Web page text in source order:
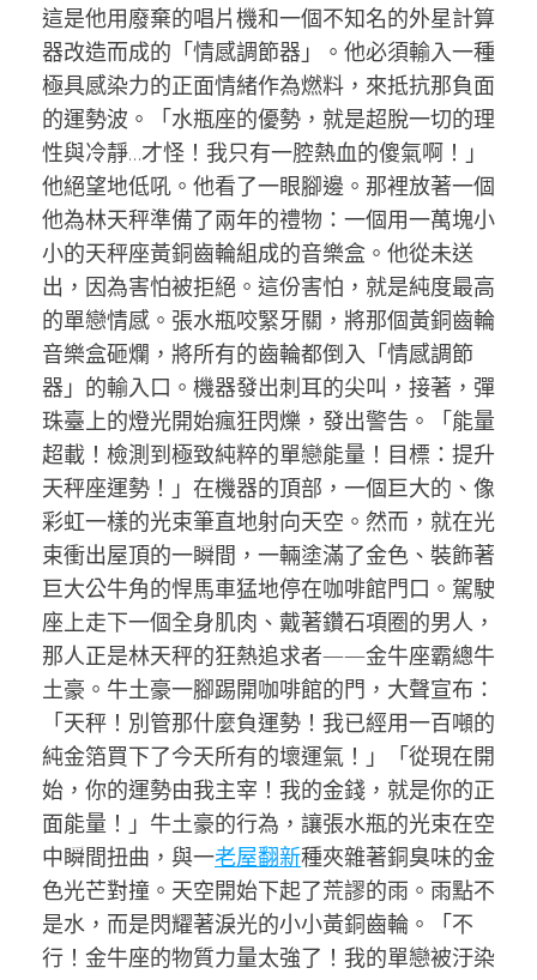
這是他用廢棄的唱片機和一個不知名的外星計算
器改造而成的「情感調節器」。他必須輸入一種
極具感染力的正面情緒作為燃料，來抵抗那負面
的運勢波。「水瓶座的優勢，就是超脫一切的理
性與冷靜…才怪！我只有一腔熱血的傻氣啊！」
他絕望地低吼。他看了一眼腳邊。那裡放著一個
他為林天秤準備了兩年的禮物：一個用一萬塊小
小的天秤座黃銅齒輪組成的音樂盒。他從未送
出，因為害怕被拒絕。這份害怕，就是純度最高
的單戀情感。張水瓶咬緊牙關，將那個黃銅齒輪
音樂盒砸爛，將所有的齒輪都倒入「情感調節
器」的輸入口。機器發出刺耳的尖叫，接著，彈
珠臺上的燈光開始瘋狂閃爍，發出警告。「能量
超載！檢測到極致純粹的單戀能量！目標：提升
天秤座運勢！」在機器的頂部，一個巨大的、像
彩虹一樣的光束筆直地射向天空。然而，就在光
束衝出屋頂的一瞬間，一輛塗滿了金色、裝飾著
巨大公牛角的悍馬車猛地停在咖啡館門口。駕駛
座上走下一個全身肌肉、戴著鑽石項圈的男人，
那人正是林天秤的狂熱追求者——金牛座霸總牛
土豪。牛土豪一腳踢開咖啡館的門，大聲宣布：
「天秤！別管那什麼負運勢！我已經用一百噸的
純金箔買下了今天所有的壞運氣！」「從現在開
始，你的運勢由我主宰！我的金錢，就是你的正
面能量！」牛土豪的行為，讓張水瓶的光束在空
中瞬間扭曲，與一老屋翻新種夾雜著銅臭味的金
色光芒對撞。天空開始下起了荒謬的雨。雨點不
是水，而是閃耀著淚光的小小黃銅齒輪。「不
行！金牛座的物質力量太強了！我的單戀被汙染